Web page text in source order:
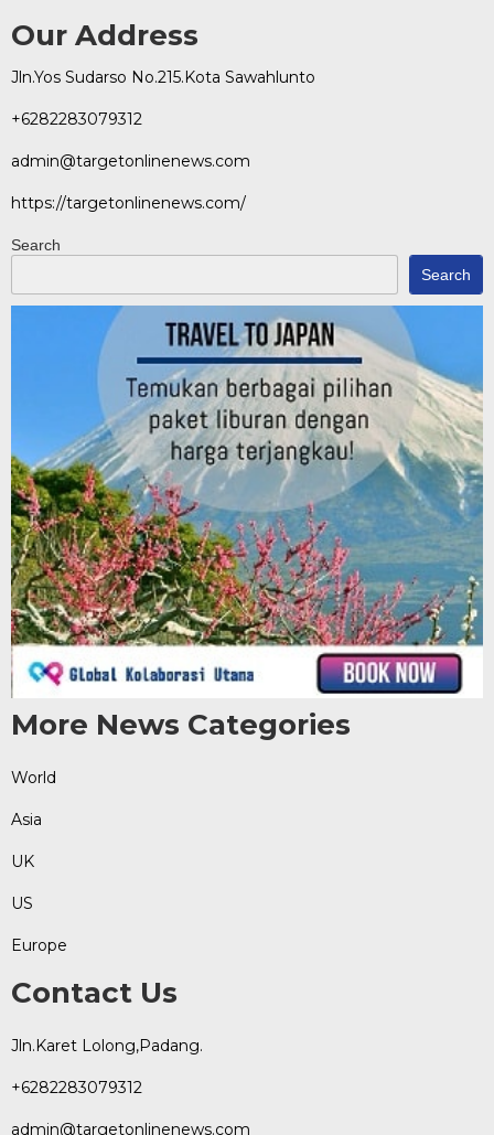
Our Address
Jln.Yos Sudarso No.215.Kota Sawahlunto
+6282283079312
admin@targetonlinenews.com
https://targetonlinenews.com/
Search
Search
More News Categories
World
Asia
UK
US
Europe
Contact Us
Jln.Karet Lolong,Padang.
+6282283079312
admin@targetonlinenews.com